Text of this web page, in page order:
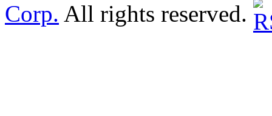
Corp. All rights reserved.